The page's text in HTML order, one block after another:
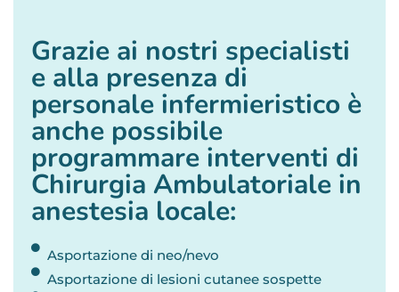
Grazie ai nostri specialisti
e alla presenza di
personale infermieristico è
anche possibile
programmare interventi di
Chirurgia Ambulatoriale in
anestesia locale:
Asportazione di neo/nevo
Asportazione di lesioni cutanee sospette